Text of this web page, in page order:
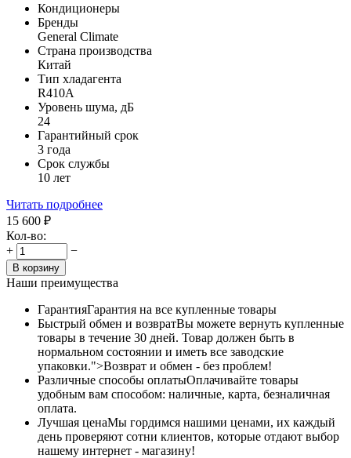
Кондиционеры
Бренды
General Climate
Страна производства
Китай
Тип хладагента
R410A
Уровень шума, дБ
24
Гарантийный срок
3 года
Срок службы
10 лет
Читать подробнее
15 600 ₽
Кол-во:
+
−
В корзину
Наши преимущества
ГарантияГарантия на все купленные товары
Быстрый обмен и возвратВы можете вернуть купленные
товары в течение 30 дней. Товар должен быть в
нормальном состоянии и иметь все заводские
упаковки.">Возврат и обмен - без проблем!
Различные способы оплатыОплачивайте товары
удобным вам способом: наличные, карта, безналичная
оплата.
Лучшая ценаМы гордимся нашими ценами, их каждый
день проверяют сотни клиентов, которые отдают выбор
нашему интернет - магазину!